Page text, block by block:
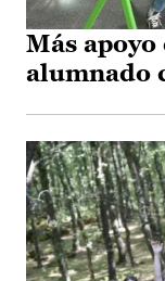
Más
alumnado